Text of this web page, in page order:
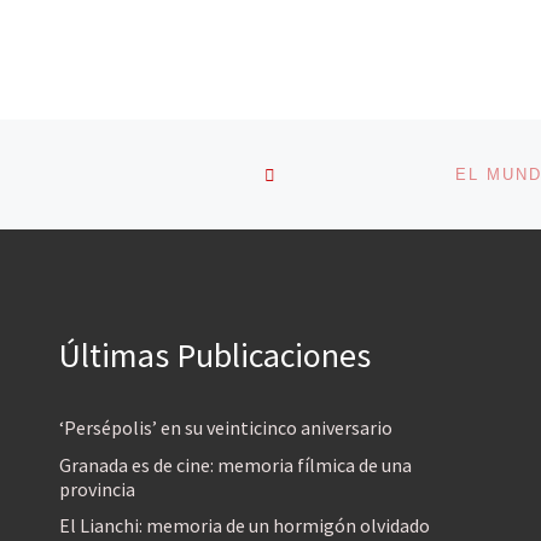
VOLVER A LA LISTA DE
EL
Últimas Publicaciones
‘Persépolis’ en su veinticinco aniversario
Granada es de cine: memoria fílmica de una
provincia
El Lianchi: memoria de un hormigón olvidado